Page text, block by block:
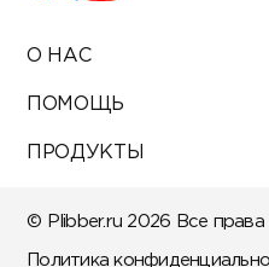
О НАС
ПОМОЩЬ
ПРОДУКТЫ
© Plibber.ru 2026 Все
Политика